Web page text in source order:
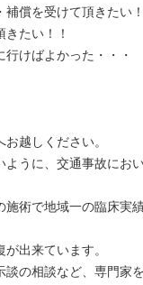
補償を受けて頂きたい
たい！！
けばよかった・・・
越しください。
うに、交通事故にお
術で地域一の臨床実
出来ています。
の相談など、専門家